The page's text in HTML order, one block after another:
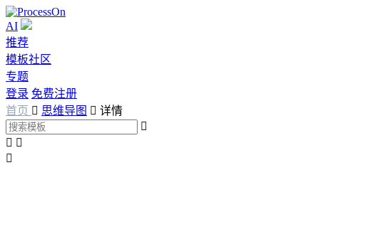
AI
推荐
模板社区
专题
登录 免费注册
首页  思维导图  详情

 
